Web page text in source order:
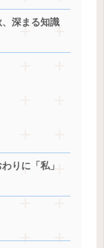
深まる知識
りに「私」